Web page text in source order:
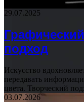
29.07.2025
подход
Искусство
передавать
цвета. Творческий
03.07.2026